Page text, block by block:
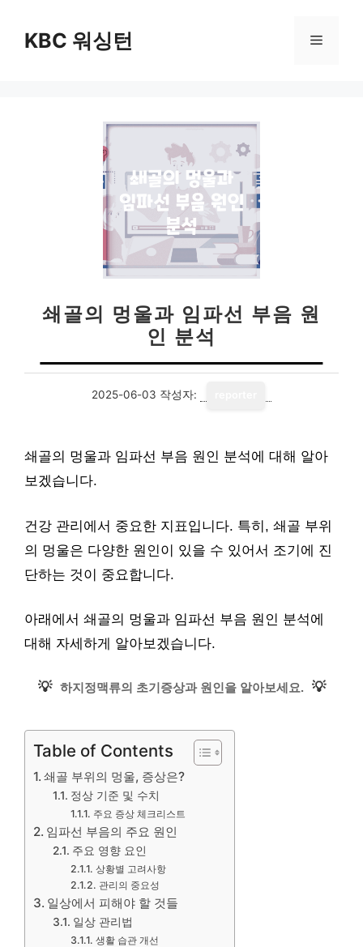
KBC 워싱턴 메
쇄골의 멍울과 임파선 부음 원
인 분석
2025-06-03 작성자:
쇄골의 멍울과 임파선 부음 원인 분석에 대해 알아
보겠습니다.
건강 관리에서 중요한 지표입니다. 특히, 쇄골 부위
의 멍울은 다양한 원인이 있을 수 있어서 조기에 진
단하는 것이 중요합니다.
아래에서 쇄골의 멍울과 임파선 부음 원인 분석에
대해 자세하게 알아보겠습니다.
💡 하지정맥류의 초기증상과 원인을 알아보세요. 💡
Table of Contents
쇄골 부위의 멍울, 증상은?
정상 기준 및 수치
주요 증상 체크리스트
임파선 부음의 주요 원인
주요 영향 요인
상황별 고려사항
관리의 중요성
일상에서 피해야 할 것들
일상 관리법
생활 습관 개선